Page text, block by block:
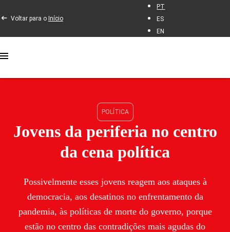
Voltar para o Início
PT
ES
EN
POLÍTICA
Jovens da periferia no centro
da cena política
Possivelmente esses jovens reagem aos ataques à
democracia, aos desatinos no enfrentamento da
pandemia, às políticas de morte do governo, porque
estão no centro das contradições mais agudas do